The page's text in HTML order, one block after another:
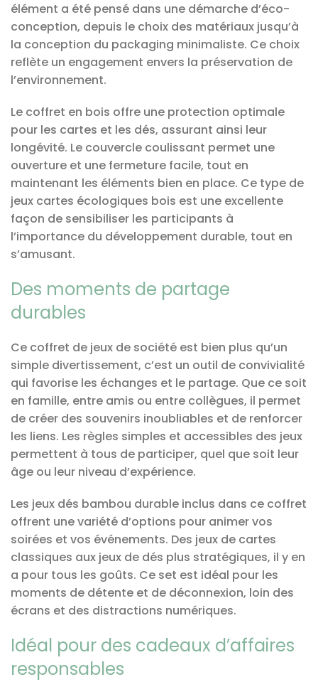
élément a été pensé dans une démarche d’éco-
conception, depuis le choix des matériaux jusqu’à
la conception du packaging minimaliste. Ce choix
reflète un engagement envers la préservation de
l’environnement.
Le coffret en bois offre une protection optimale
pour les cartes et les dés, assurant ainsi leur
longévité. Le couvercle coulissant permet une
ouverture et une fermeture facile, tout en
maintenant les éléments bien en place. Ce type de
jeux cartes écologiques bois est une excellente
façon de sensibiliser les participants à
l’importance du développement durable, tout en
s’amusant.
Des moments de partage
durables
Ce coffret de jeux de société est bien plus qu’un
simple divertissement, c’est un outil de convivialité
qui favorise les échanges et le partage. Que ce soit
en famille, entre amis ou entre collègues, il permet
de créer des souvenirs inoubliables et de renforcer
les liens. Les règles simples et accessibles des jeux
permettent à tous de participer, quel que soit leur
âge ou leur niveau d’expérience.
Les jeux dés bambou durable inclus dans ce coffret
offrent une variété d’options pour animer vos
soirées et vos événements. Des jeux de cartes
classiques aux jeux de dés plus stratégiques, il y en
a pour tous les goûts. Ce set est idéal pour les
moments de détente et de déconnexion, loin des
écrans et des distractions numériques.
Idéal pour des cadeaux d’affaires
responsables